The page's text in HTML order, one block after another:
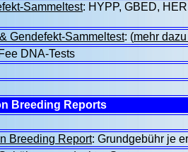
Sammeltest: HYPP, GBED,
Gendefekt-Sammeltest: (mehr
DNA-Tests
Breeding Reports
Breeding Report: Grundgebühr je